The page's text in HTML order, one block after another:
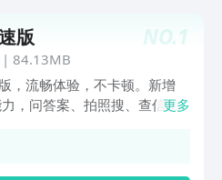
秀的产品，这些产品的质量和
受，如果你发现你喜欢的，可
NO.1
版
84.13MB
，流畅体验，不卡顿。新增
，问答案、拍照搜、查信息
漫剧、做任务领金币。 【AI
更多